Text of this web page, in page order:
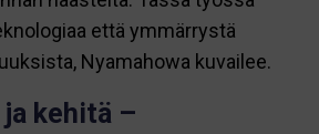
että ymmärrystä
Nyamahowa kuvailee.
kehitä –